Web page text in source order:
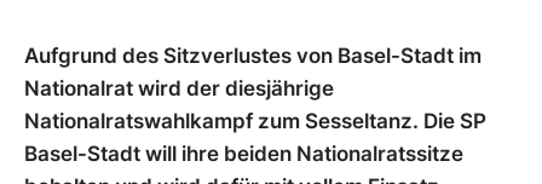
Aufgrund des Sitzverlustes von Basel-Stadt im
Nationalrat wird der diesjährige
Nationalratswahlkampf zum Sesseltanz. Die SP
Basel-Stadt will ihre beiden Nationalratssitze